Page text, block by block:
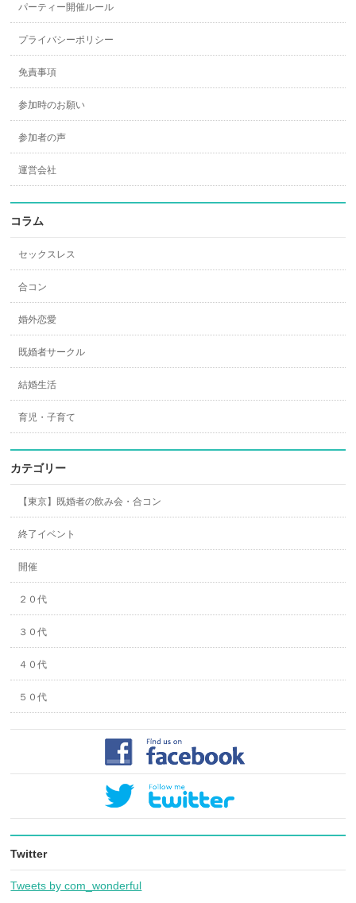
パーティー開催ルール
プライバシーポリシー
免責事項
参加時のお願い
参加者の声
運営会社
コラム
セックスレス
合コン
婚外恋愛
既婚者サークル
結婚生活
育児・子育て
カテゴリー
【東京】既婚者の飲み会・合コン
終了イベント
開催
２０代
３０代
４０代
５０代
Twitter
Tweets by com_wonderful